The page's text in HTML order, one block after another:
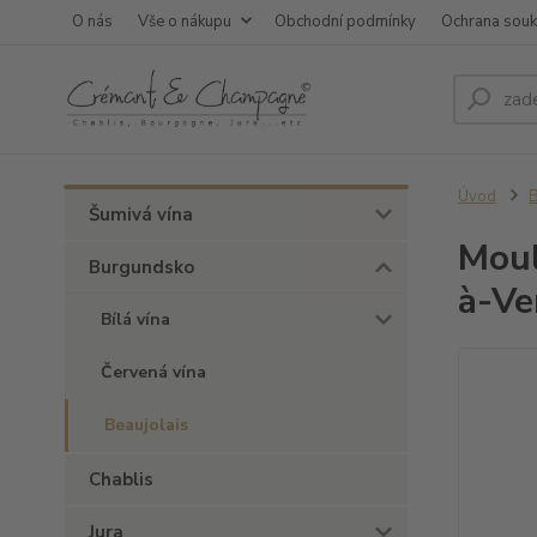
O nás Vše o nákupu Obchodní podmínky Ochrana
Šumivá vína
Burgundsko
Bílá vína
Červená vína
Beaujolais
Chablis
Jura
Úvod
à-